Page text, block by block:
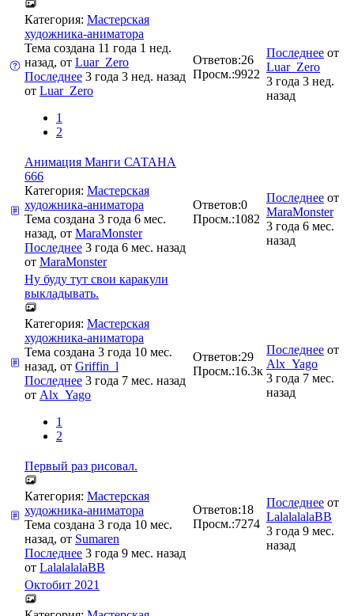
Категория: Мастерская
художника-аниматора
Тема создана 11 года 1 нед.
назад, от Luar_Zero
Последнее 3 года 3 нед. назад
от Luar_Zero
1
2
Ответов:26
Просм.:9922
Последнее от
Luar_Zero
3 года 3 нед.
назад
Анимация Манги САТАНА
666
Категория: Мастерская
художника-аниматора
Тема создана 3 года 6 мес.
назад, от MaraMonster
Последнее 3 года 6 мес. назад
от MaraMonster
Ответов:0
Просм.:1082
Последнее от
MaraMonster
3 года 6 мес.
назад
Ну буду тут свои каракули
выкладывать.
Категория: Мастерская
художника-аниматора
Тема создана 3 года 10 мес.
назад, от Griffin_l
Последнее 3 года 7 мес. назад
от Alx_Yago
1
2
Ответов:29
Просм.:16.3к
Последнее от
Alx_Yago
3 года 7 мес.
назад
Первый раз рисовал.
Категория: Мастерская
художника-аниматора
Тема создана 3 года 10 мес.
назад, от Sumaren
Последнее 3 года 9 мес. назад
от LalalalalaBB
Ответов:18
Просм.:7274
Последнее от
LalalalalaBB
3 года 9 мес.
назад
Октобит 2021